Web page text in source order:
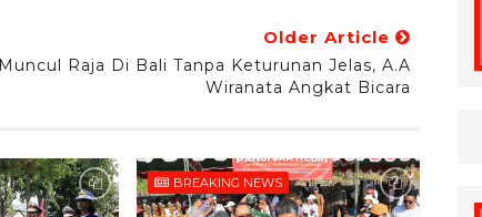
Older Article
Muncul Raja Di Bali Tanpa Keturunan Jelas, A.A
Wiranata Angkat Bicara
BREAKING NEWS